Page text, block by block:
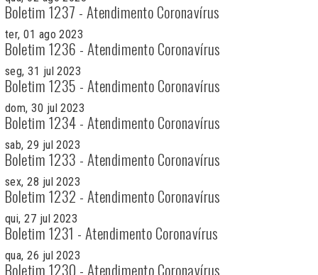
Boletim 1237 - Atendimento Coronavírus
ter, 01 ago 2023
Boletim 1236 - Atendimento Coronavírus
seg, 31 jul 2023
Boletim 1235 - Atendimento Coronavírus
dom, 30 jul 2023
Boletim 1234 - Atendimento Coronavírus
sab, 29 jul 2023
Boletim 1233 - Atendimento Coronavírus
sex, 28 jul 2023
Boletim 1232 - Atendimento Coronavírus
qui, 27 jul 2023
Boletim 1231 - Atendimento Coronavírus
qua, 26 jul 2023
Boletim 1230 - Atendimento Coronavírus